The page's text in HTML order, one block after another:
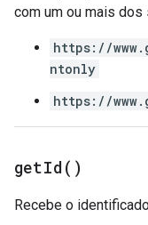
com um ou mais dos
https://
ntonly
https://
getId( )
Recebe o